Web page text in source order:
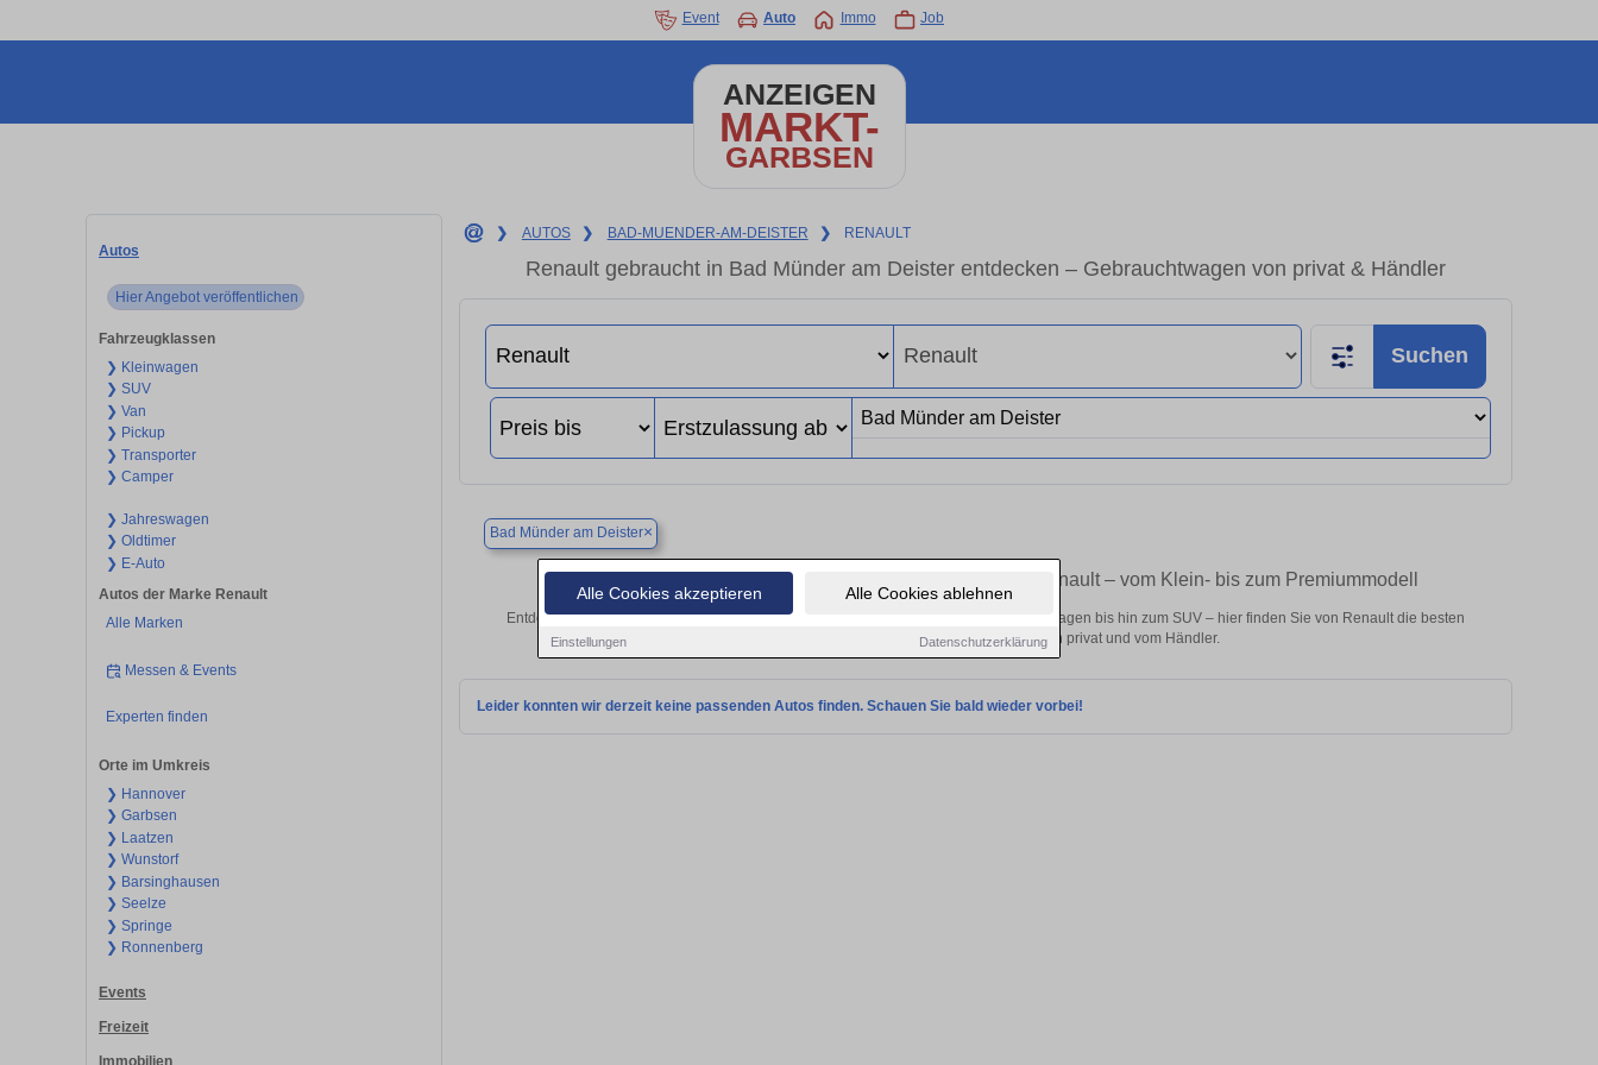
Alle Cookies akzeptieren Alle Cookies ablehnen
Einstellungen Datenschutzerklärung
Event Auto Immo Job
ANZEIGEN
MARKT-
GARBSEN
Autos
Hier Angebot veröffentlichen
Fahrzeugklassen
❯ Kleinwagen
❯ SUV
❯ Van
❯ Pickup
❯ Transporter
❯ Camper
❯ Jahreswagen
❯ Oldtimer
❯ E-Auto
Autos der Marke Renault
Alle Marken
Messen & Events
Experten finden
Orte im Umkreis
❯ Hannover
❯ Garbsen
❯ Laatzen
❯ Wunstorf
❯ Barsinghausen
❯ Seelze
❯ Springe
❯ Ronnenberg
Events
Freizeit
Immobilien
❯ AUTOS ❯ BAD-MUENDER-AM-DEISTER ❯ RENAULT
Renault gebraucht in Bad Münder am Deister entdecken – Gebrauchtwagen von privat & Händler
Suchen
Bad Münder am Deister×
Finden Sie in Bad Münder am Deister Ihren gebrauchten Renault – vom Klein- bis zum Premiummodell
Entdecken Sie in Bad Münder am Deister gebrauchte Renault Fahrzeuge. Von Kleinwagen bis hin zum SUV – hier finden Sie von Renault die besten
Gebrauchtwagen in Bad Münder am Deister von privat und vom Händler.
Leider konnten wir derzeit keine passenden Autos finden. Schauen Sie bald wieder vorbei!